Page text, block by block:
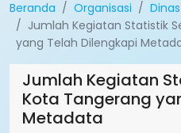
Beranda Organisasi
Jumlah Kegiatan Statistik
yang Telah Dilengkapi
Jumlah Kegiatan
Kota Tangerang
Metadata